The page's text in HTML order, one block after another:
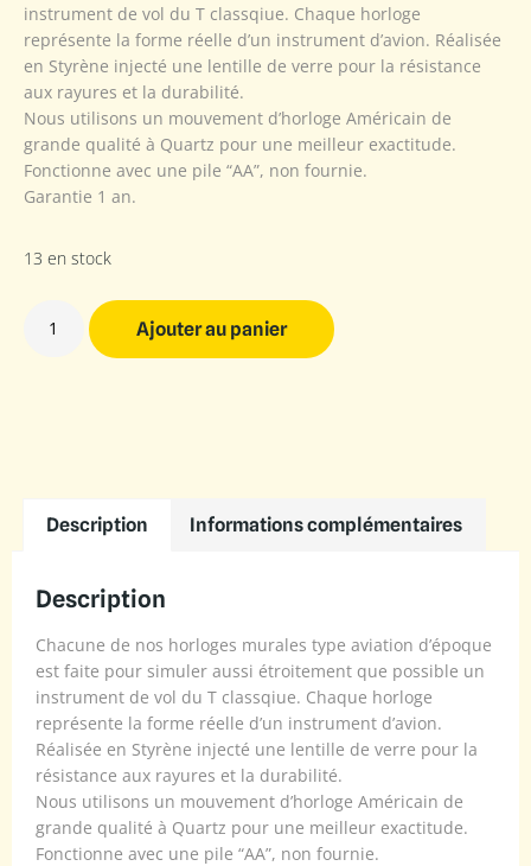
instrument de vol du T classqiue. Chaque horloge
représente la forme réelle d’un instrument d’avion. Réalisée
en Styrène injecté une lentille de verre pour la résistance
aux rayures et la durabilité.
Nous utilisons un mouvement d’horloge Américain de
grande qualité à Quartz pour une meilleur exactitude.
Fonctionne avec une pile “AA”, non fournie.
Garantie 1 an.
13 en stock
Ajouter au panier
Description Informations complémentaires
Description
Chacune de nos horloges murales type aviation d’époque
est faite pour simuler aussi étroitement que possible un
instrument de vol du T classqiue. Chaque horloge
représente la forme réelle d’un instrument d’avion.
Réalisée en Styrène injecté une lentille de verre pour la
résistance aux rayures et la durabilité.
Nous utilisons un mouvement d’horloge Américain de
grande qualité à Quartz pour une meilleur exactitude.
Fonctionne avec une pile “AA”, non fournie.